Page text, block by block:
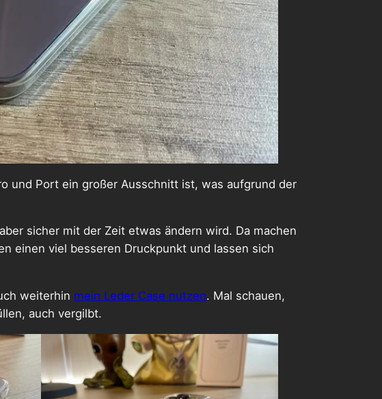
und Port ein großer Ausschnitt ist, was aufgrund der
sicher mit der Zeit etwas ändern wird. Da machen
einen viel besseren Druckpunkt und lassen sich
weiterhin mein Leder Case nutzen. Mal schauen,
auch vergilbt.